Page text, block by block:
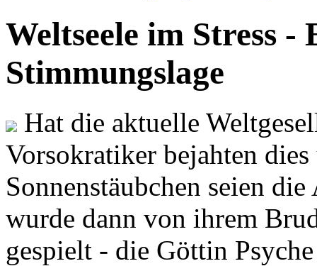
Weltseele im Stress -
Stimmungslage
Hat die aktuelle
Vorsokratiker bejahten
Sonnenstäubchen seien
wurde dann von ihrem
gespielt - die Göttin